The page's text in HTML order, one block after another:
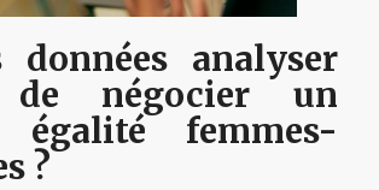
données analyser
de négocier un
égalité femmes-
?